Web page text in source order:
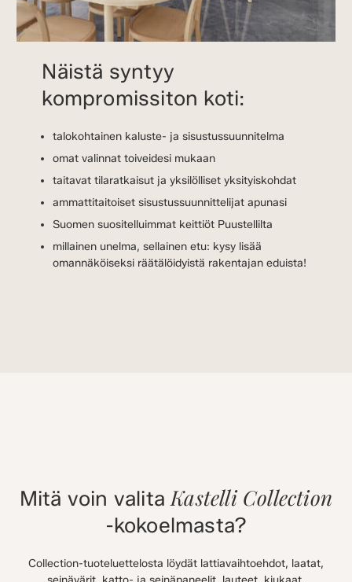
Näistä syntyy
kompromissiton koti:
talokohtainen kaluste- ja sisustussuunnitelma
omat valinnat toiveidesi mukaan
taitavat tilaratkaisut ja yksilölliset yksityiskohdat
ammattitaitoiset sisustussuunnittelijat apunasi
Suomen suositelluimmat keittiöt Puustellilta
millainen unelma, sellainen etu: kysy lisää
omannäköiseksi räätälöidyistä rakentajan eduista!
Mitä voin valitaKastelli Collection
-kokoelmasta?
Collection-tuoteluettelosta löydät lattiavaihtoehdot, laatat,